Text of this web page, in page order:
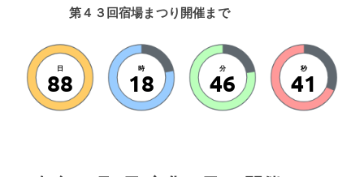
第４３回宿場まつり開催まで
日
88
時
18
分
46
秒
39